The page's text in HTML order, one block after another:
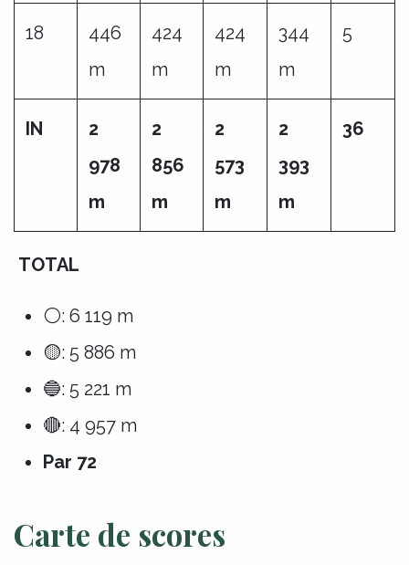
18
446
m
424
m
424
m
344
m
5
IN
2
978
m
2
856
m
2
573
m
2
393
m
36
TOTAL
⚪: 6 119 m
🟡: 5 886 m
🔵: 5 221 m
🔴: 4 957 m
Par 72
Carte de scores